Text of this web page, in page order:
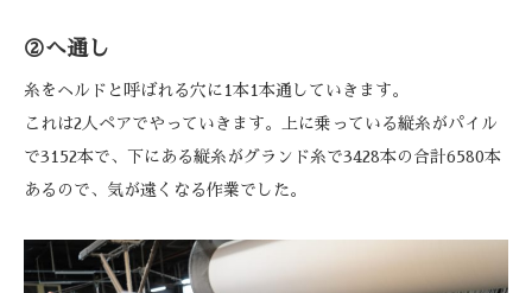
②へ通し
糸をヘルドと呼ばれる穴に1本1本通していきます。
これは2人ペアでやっていきます。上に乗っている縦糸がパイル
で3152本で、下にある縦糸がグランド糸で3428本の合計6580本
あるので、気が遠くなる作業でした。